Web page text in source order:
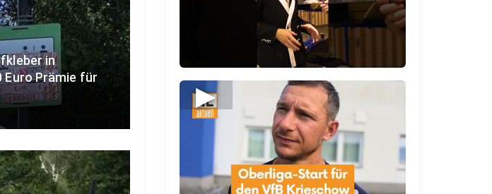
in
Euro Prämie für
▶